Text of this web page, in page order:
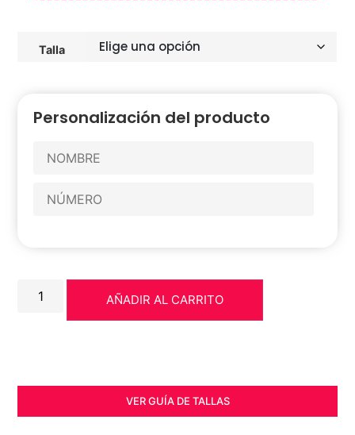
Talla
Personalización del producto
AÑADIR AL CARRITO
VER GUÍA DE TALLAS